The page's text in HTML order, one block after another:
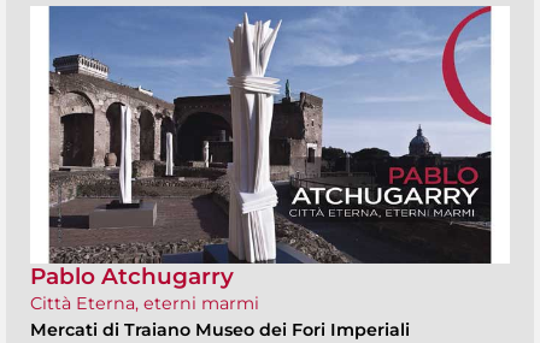
Pablo Atchugarry
Città Eterna, eterni marmi
Mercati di Traiano Museo dei Fori Imperiali